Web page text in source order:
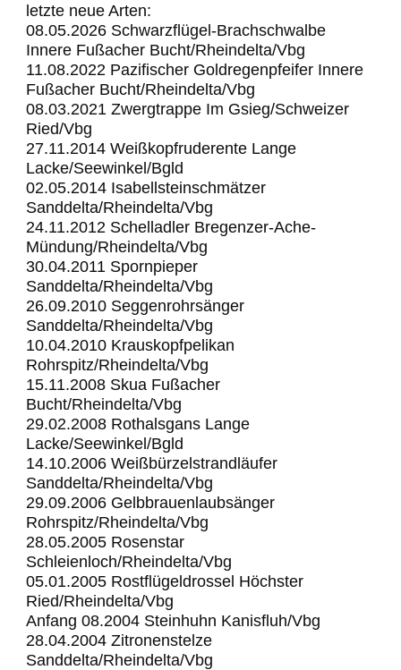
letzte neue Arten:
08.05.2026 Schwarzflügel-Brachschwalbe
Innere Fußacher Bucht/Rheindelta/Vbg
11.08.2022 Pazifischer Goldregenpfeifer Innere
Fußacher Bucht/Rheindelta/Vbg
08.03.2021 Zwergtrappe Im Gsieg/Schweizer
Ried/Vbg
27.11.2014 Weißkopfruderente Lange
Lacke/Seewinkel/Bgld
02.05.2014 Isabellsteinschmätzer
Sanddelta/Rheindelta/Vbg
24.11.2012 Schelladler Bregenzer-Ache-
Mündung/Rheindelta/Vbg
30.04.2011 Spornpieper
Sanddelta/Rheindelta/Vbg
26.09.2010 Seggenrohrsänger
Sanddelta/Rheindelta/Vbg
10.04.2010 Krauskopfpelikan
Rohrspitz/Rheindelta/Vbg
15.11.2008 Skua Fußacher
Bucht/Rheindelta/Vbg
29.02.2008 Rothalsgans Lange
Lacke/Seewinkel/Bgld
14.10.2006 Weißbürzelstrandläufer
Sanddelta/Rheindelta/Vbg
29.09.2006 Gelbbrauenlaubsänger
Rohrspitz/Rheindelta/Vbg
28.05.2005 Rosenstar
Schleienloch/Rheindelta/Vbg
05.01.2005 Rostflügeldrossel Höchster
Ried/Rheindelta/Vbg
Anfang 08.2004 Steinhuhn Kanisfluh/Vbg
28.04.2004 Zitronenstelze
Sanddelta/Rheindelta/Vbg